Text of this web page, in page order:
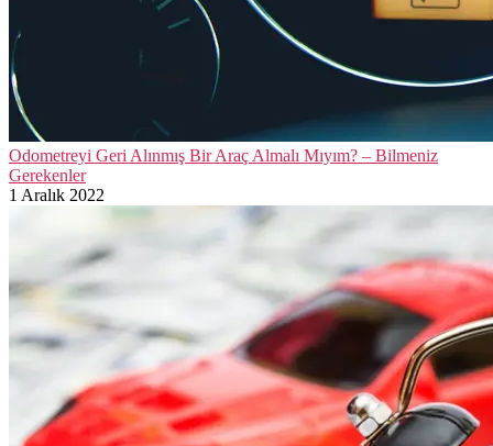
Odometreyi Geri Alınmış Bir Araç Almalı Mıyım? – Bilmeniz
Gerekenler
1 Aralık 2022